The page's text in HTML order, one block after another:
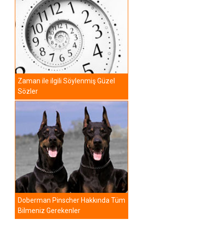
Zaman ile ilgili Söylenmiş Güzel
Sözler
Doberman Pinscher Hakkında Tüm
Bilmeniz Gerekenler